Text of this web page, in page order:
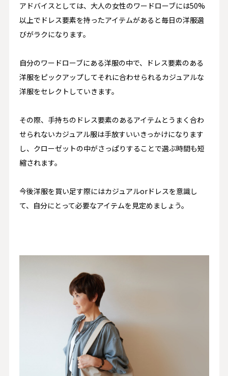
アドバイスとしては、 大人の女性のワードローブには50%
以上でドレス要素を持ったアイテムがあると毎日の洋服選
びがラクになります。
自分のワードローブにある洋服の中で、ドレス要素のある
洋服をピックアップしてそれに合わせられるカジュアルな
洋服をセレクトしていきます。
その際、手持ちのドレス要素のあるアイテムとうまく合わ
せられないカジュアル服は手放すいいきっかけになります
し、 クローゼットの中がさっぱりすることで選ぶ時間も短
縮されます。
今後洋服を買い足す際にはカジュアルorドレスを意識し
て、自分にとって必要なアイテムを見定めましょう。